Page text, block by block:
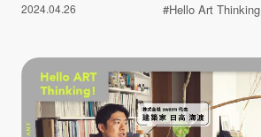
導入費用について
ニュース
PRニュース
イベント
イベント
導入費用について
2024.04.26 #Hello Art Thinking